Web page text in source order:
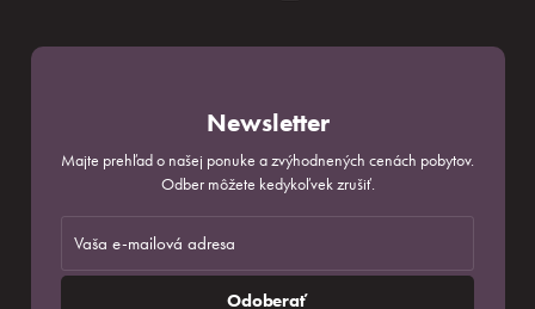
Newsletter
Majte prehľad o našej ponuke a zvýhodnených cenách pobytov.
Odber môžete kedykoľvek zrušiť.
Odoberať